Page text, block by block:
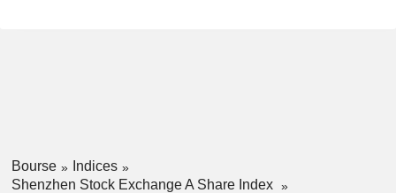
Bourse
Indices
Shenzhen Stock Exchange A Share Index